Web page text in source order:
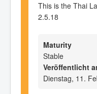
This is the Thai
2.5.18
Maturity
Stable
Veröffentlicht
Dienstag, 11.